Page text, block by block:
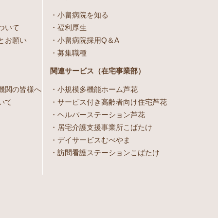
いて
お願い
関の皆様へ
て
小畠病院を知る
福利厚生
小畠病院採用Q＆A
募集職種
関連サービス（在宅事業部）
小規模多機能ホーム芦花
サービス付き高齢者向け住宅芦花
ヘルパーステーション芦花
居宅介護支援事業所こばたけ
デイサービスむべやま
訪問看護ステーションこばたけ